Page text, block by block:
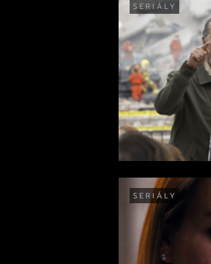
SERIÁLY
SERIÁLY